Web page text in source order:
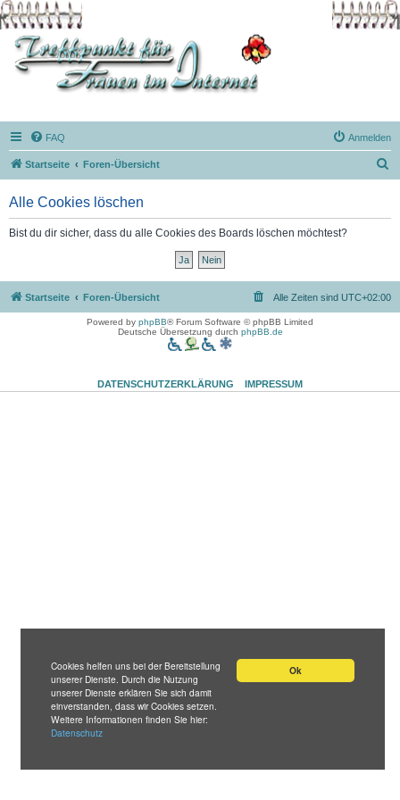
Ok
Cookies helfen uns bei der Bereitstellung
unserer Dienste. Durch die Nutzung
unserer Dienste erklären Sie sich damit
einverstanden, dass wir Cookies setzen.
Weitere Informationen finden Sie hier:
Datenschutz
FAQ Anmelden
Startseite Foren-Übersicht
Alle Cookies löschen
Bist du dir sicher, dass du alle Cookies des Boards löschen möchtest?
Startseite Foren-Übersicht Alle Zeiten sind UTC+02:00
Powered by phpBB® Forum Software © phpBB Limited
Deutsche Übersetzung durch phpBB.de
DATENSCHUTZERKLÄRUNG IMPRESSUM